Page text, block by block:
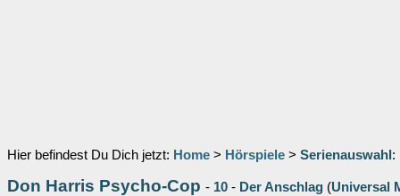
Hier befindest Du Dich jetzt: Home > Hörspiele > Serienauswahl :
Don Harris Psycho-Cop - 10 - Der Anschlag (Universal